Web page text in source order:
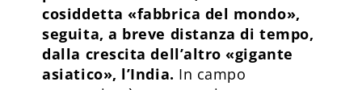
cosiddetta «fabbrica del mondo»,
seguita, a breve distanza di tempo,
dalla crescita dell’altro «gigante
asiatico», l’India. In campo